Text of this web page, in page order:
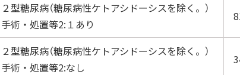
２型糖尿病（糖尿病性ケトアシドーシスを除く。）
手術・処置等2:１あり
２型糖尿病（糖尿病性ケトアシドーシスを除く。）
手術・処置等2:なし